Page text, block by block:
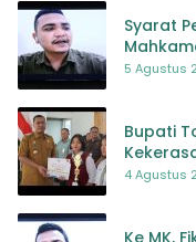
Syarat
5 Agustus
Bupati
Dorong
4 Agustus
Ke MK,